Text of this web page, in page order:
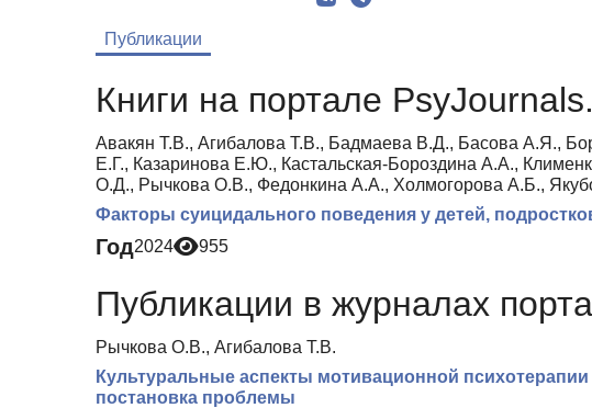
Публикации
Книги на портале
Авакян Т.В., Агибалова Т.В., Бадмаева В.Д., Басова А.Я.,
Е.Г., Казаринова Е.Ю., Кастальская-Бороздина А.А.,
О.Д., Рычкова О.В., Федонкина А.А., Холмогорова А.Б.,
Факторы суицидального поведения у детей,
Год2024 955
Публикации в журналах
Рычкова О.В., Агибалова Т.В.
Культуральные аспекты мотивационной
постановка проблемы